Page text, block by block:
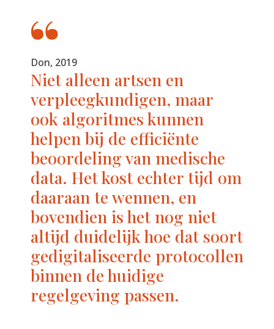
Don, 2019
Niet alleen artsen en
verpleegkundigen, maar
ook algoritmes kunnen
helpen bij de efficiënte
beoordeling van medische
data. Het kost echter tijd om
daaraan te wennen, en
bovendien is het nog niet
altijd duidelijk hoe dat soort
gedigitaliseerde protocollen
binnen de huidige
regelgeving passen.